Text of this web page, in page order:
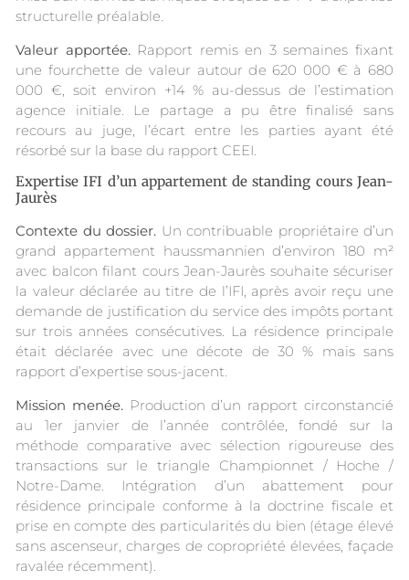
structurelle préalable.
Valeur apportée.Rapport remis en 3 semaines fixant
une fourchette de valeur autour de 620 000 € à 680
000 €, soit environ +14 % au-dessus de l’estimation
agence initiale. Le partage a pu être finalisé sans
recours au juge, l’écart entre les parties ayant été
résorbé sur la base du rapport CEEI.
Expertise IFI d’un appartement de standing cours Jean-
Jaurès
Contexte du dossier. Un contribuable propriétaire d’un
grand appartement haussmannien d’environ 180 m²
avec balcon filant cours Jean-Jaurès souhaite sécuriser
la valeur déclarée au titre de l’IFI, après avoir reçu une
demande de justification du service des impôts portant
sur trois années consécutives. La résidence principale
était déclarée avec une décote de 30 % mais sans
rapport d’expertise sous-jacent.
Mission menée. Production d’un rapport circonstancié
au 1er janvier de l’année contrôlée, fondé sur la
méthode comparative avec sélection rigoureuse des
transactions sur le triangle Championnet / Hoche /
Notre-Dame. Intégration d’un abattement pour
résidence principale conforme à la doctrine fiscale et
prise en compte des particularités du bien (étage élevé
sans ascenseur, charges de copropriété élevées, façade
ravalée récemment).